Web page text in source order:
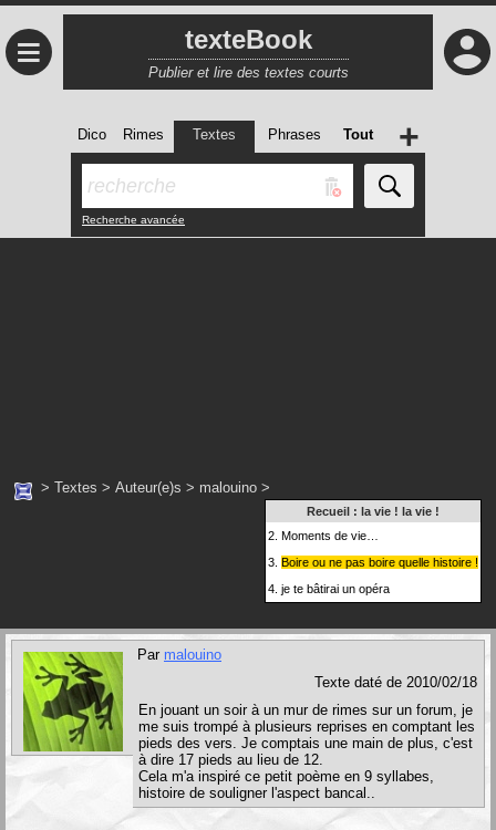
≡ texteBook
Publier et lire des textes courts
Dico Rimes Textes Phrases Tout
Recherche avancée
+
> Textes > Auteur(e)s > malouino >
Recueil : la vie ! la vie !
2. Moments de vie…
3. Boire ou ne pas boire quelle histoire !
4. je te bâtirai un opéra
Par malouino
Texte daté de 2010/02/18
En jouant un soir à un mur de rimes sur un forum, je
me suis trompé à plusieurs reprises en comptant les
pieds des vers. Je comptais une main de plus, c'est
à dire 17 pieds au lieu de 12.
Cela m'a inspiré ce petit poème en 9 syllabes,
histoire de souligner l'aspect bancal..